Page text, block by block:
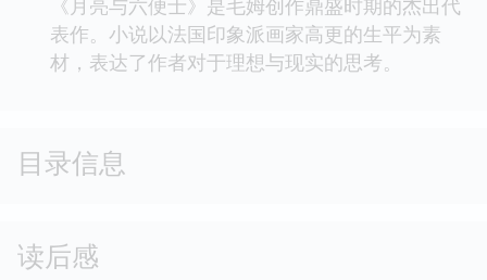
《月亮与六便士》是毛姆创作鼎盛时期的杰出代
表作。小说以法国印象派画家高更的生平为素
材，表达了作者对于理想与现实的思考。
目录信息
读后感